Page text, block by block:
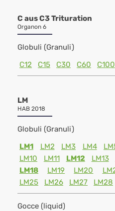
C aus C3 Trituration
Organon 6
Globuli (Granuli)
C12
C15 C30 C60 C100
LM
HAB 2018
Globuli (Granuli)
LM1
LM2 LM3 LM4
LM10
LM11 LM12 LM13
LM18
LM19 LM20
LM25
LM26 LM27 LM28
Gocce (liquid)